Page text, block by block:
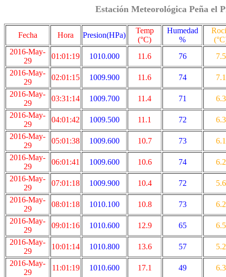
Estación Meteorológica Peña el
Fecha Hora Presion(HPa)
Temp
(°C)
Humedad
%
2016-May-
29
01:01:19 1010.000 11.6 76
7.5
2016-May-
29
02:01:15 1009.900 11.6 74
7.1
2016-May-
29
03:31:14 1009.700 11.4 71
6.3
2016-May-
29
04:01:42 1009.500 11.1 72
6.3
2016-May-
29
05:01:38 1009.600 10.7 73
6.1
2016-May-
29
06:01:41 1009.600 10.6 74
6.2
2016-May-
29
07:01:18 1009.900 10.4 72
5.6
2016-May-
29
08:01:18 1010.100 10.8 73
6.2
2016-May-
29
09:01:16 1010.600 12.9 65
6.5
2016-May-
29
10:01:14 1010.800 13.6 57
5.2
2016-May-
29
11:01:19 1010.600 17.1 49
6.3